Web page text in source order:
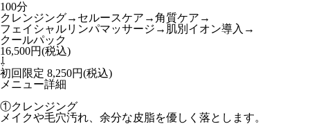
100分
クレンジング→セルースケア→角質ケア→
フェイシャルリンパマッサージ→肌別イオン導入→
クールパック
16,500円(税込)
⇩
初回限定 8,250円(税込)
メニュー詳細
①クレンジング
メイクや毛穴汚れ、余分な皮脂を優しく落とします。